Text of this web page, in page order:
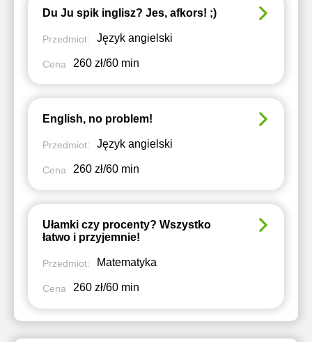
Du Ju spik inglisz? Jes, afkors! ;)
Przedmiot: Język angielski
Cena 260 zł/60 min
English, no problem!
Przedmiot: Język angielski
Cena 260 zł/60 min
Ułamki czy procenty? Wszystko
łatwo i przyjemnie!
Przedmiot: Matematyka
Cena 260 zł/60 min